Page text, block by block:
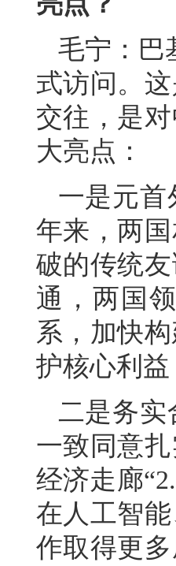
毛宁：巴
式访问。
交往，是
大亮点：
一是元首
年来，两
破的传统
通，两国
系，加快
护核心利
二是务实
一致同意
经济走廊
在人工智
作取得更